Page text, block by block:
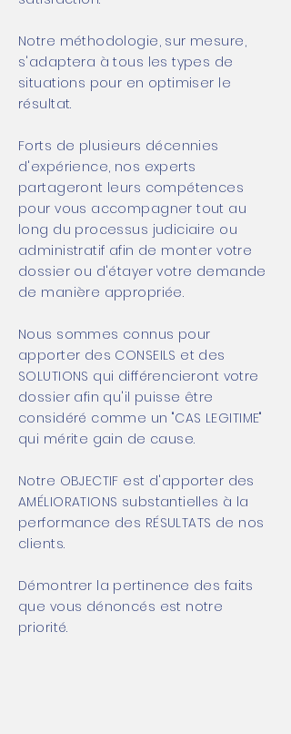
Notre méthodologie, sur mesure,
s'adaptera à tous les types de
situations pour en optimiser le
résultat.
Forts de plusieurs décennies
d'expérience, nos experts
partageront leurs compétences
pour vous accompagner tout au
long du processus judiciaire ou
administratif afin de monter votre
dossier ou d'étayer votre demande
de manière appropriée.
Nous sommes connus pour
apporter des CONSEILS et des
SOLUTIONS qui différencieront votre
dossier afin qu'il puisse être
considéré comme un "CAS LEGITIME"
qui mérite gain de cause.
Notre OBJECTIF est d'apporter des
AMÉLIORATIONS substantielles à la
performance des RÉSULTATS de nos
clients.
Démontrer la pertinence des faits
que vous dénoncés est notre
priorité.